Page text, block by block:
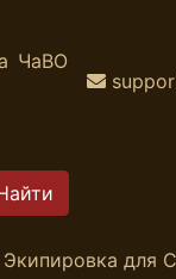
ЧаВО
Экипировка для